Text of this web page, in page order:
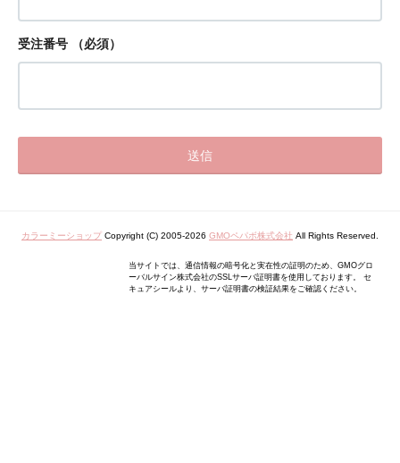
受注番号 （必須）
カラーミーショップ Copyright (C) 2005-2026 GMOペパボ株式会社 All Rights Reserved.
当サイトでは、通信情報の暗号化と実在性の証明のため、GMOグロ
ーバルサイン株式会社のSSLサーバ証明書を使用しております。 セ
キュアシールより、サーバ証明書の検証結果をご確認ください。